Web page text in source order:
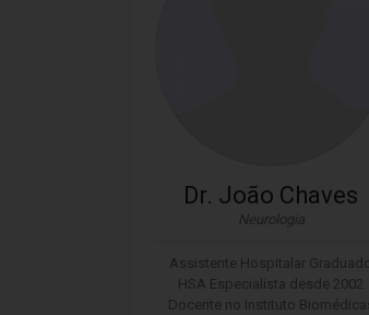
Dr. João Chaves
Neurologia
Assistente Hospitalar
HSA Especialista desde 2002
Docente no Instituto